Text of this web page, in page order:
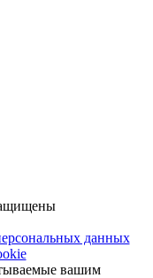
данных
вашим